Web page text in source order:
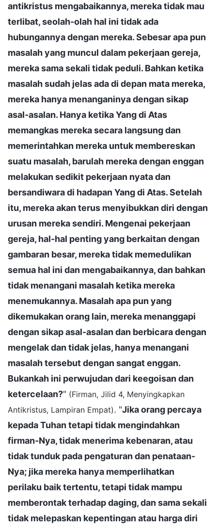
antikristus mengabaikannya, mereka tidak mau
terlibat, seolah-olah hal ini tidak ada
hubungannya dengan mereka. Sebesar apa pun
masalah yang muncul dalam pekerjaan gereja,
mereka sama sekali tidak peduli. Bahkan ketika
masalah sudah jelas ada di depan mata mereka,
mereka hanya menanganinya dengan sikap
asal-asalan. Hanya ketika Yang di Atas
memangkas mereka secara langsung dan
memerintahkan mereka untuk membereskan
suatu masalah, barulah mereka dengan enggan
melakukan sedikit pekerjaan nyata dan
bersandiwara di hadapan Yang di Atas. Setelah
itu, mereka akan terus menyibukkan diri dengan
urusan mereka sendiri. Mengenai pekerjaan
gereja, hal-hal penting yang berkaitan dengan
gambaran besar, mereka tidak memedulikan
semua hal ini dan mengabaikannya, dan bahkan
tidak menangani masalah ketika mereka
menemukannya. Masalah apa pun yang
dikemukakan orang lain, mereka menanggapi
dengan sikap asal-asalan dan berbicara dengan
mengelak dan tidak jelas, hanya menangani
masalah tersebut dengan sangat enggan.
Bukankah ini perwujudan dari keegoisan dan
ketercelaan?" (Firman, Jilid 4, Menyingkapkan
Antikristus, Lampiran Empat). "Jika orang percaya
kepada Tuhan tetapi tidak mengindahkan
firman-Nya, tidak menerima kebenaran, atau
tidak tunduk pada pengaturan dan penataan-
Nya; jika mereka hanya memperlihatkan
perilaku baik tertentu, tetapi tidak mampu
memberontak terhadap daging, dan sama sekali
tidak melepaskan kepentingan atau harga diri